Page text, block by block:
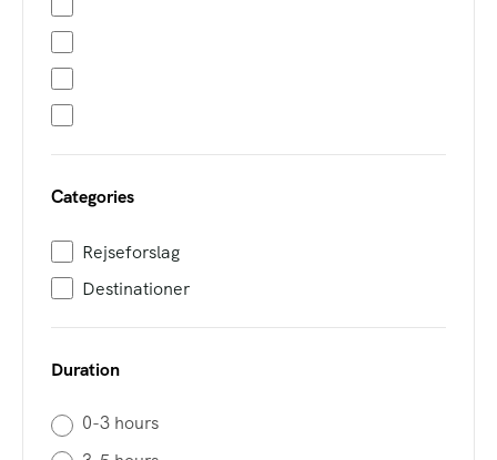
Categories
Rejseforslag
Destinationer
Duration
0-3 hours